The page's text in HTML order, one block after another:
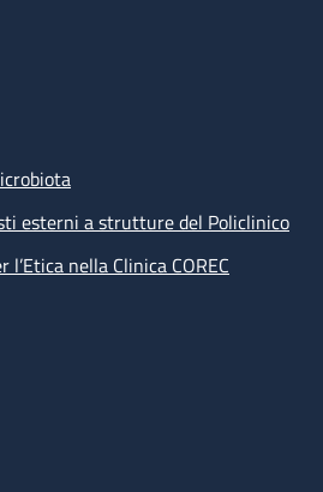
esterni a strutture del Policlinico
nella Clinica COREC